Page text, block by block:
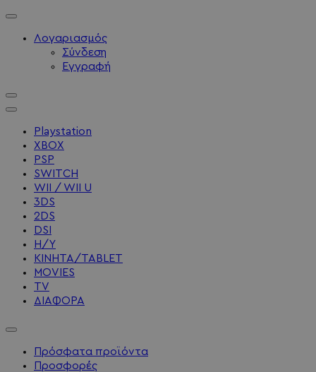
Λογαριασμός
Σύνδεση
Εγγραφή
Playstation
XBOX
PSP
SWITCH
WII / WII U
3DS
2DS
DSI
Η/Υ
ΚΙΝΗΤΑ/TABLET
MOVIES
TV
ΔΙΑΦΟΡΑ
Πρόσφατα προϊόντα
Προσφορές